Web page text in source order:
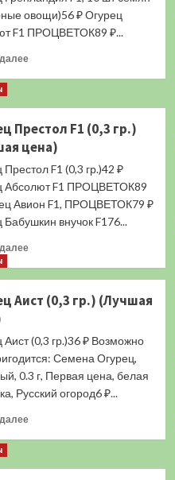
овощи)56 ₽ Огурец
F1 ПРОЦВЕТОК89 ₽...
Прочитать
F1
(10
(Лучшая
цена)
Престол F1 (0,3 гр.)
цена)
Престол F1 (0,3 гр.)42 ₽
Абсолют F1 ПРОЦВЕТОК89
Авион F1, ПРОЦВЕТОК79 ₽
Бабушкин внучок F176...
Прочитать
Престол
(0,3
(Лучшая
цена)
Аист (0,3 гр.) (Лучшая
Аист (0,3 гр.)36 ₽ Возможно
Семена Огурец,
0.3 г, Первая цена, белая
Русский огород6 ₽...
Прочитать